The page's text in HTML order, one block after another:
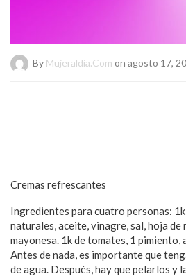
By Mujeraldia.com on agosto 17,
Cremas refrescantes
Ingredientes para cuatro personas:
naturales, aceite, vinagre, sal, hoja de
mayonesa. 1k de tomates, 1 pimiento,
Antes de nada, es importante que
de agua. Después, hay que pelarlos y